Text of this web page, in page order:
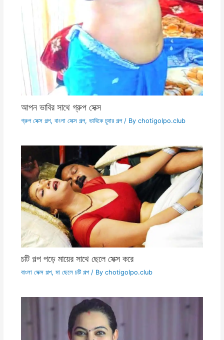
আপন ভাবির সাথে গ্রুপ সেক্স
গ্রুপ সেক্স গল্প, বাংলা সেক্স গল্প, ভাবিকে চুদার গল্প/ By chotigolpo.club
চটি গল্প পড়ে মায়ের সাথে ছেলে সেক্স করে
বাংলা সেক্স গল্প, মা ছেলে চটি গল্প/ By chotigolpo.club